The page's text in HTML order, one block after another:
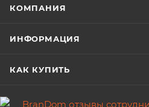
КОМПАНИЯ
ИНФОРМАЦИЯ
КАК КУПИТЬ